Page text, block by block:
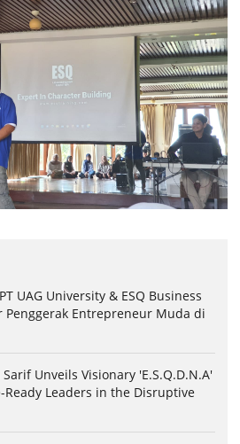
UAG University & ESQ Business
Penggerak Entrepreneur Muda di
Sarif Unveils Visionary 'E.S.Q.D.N.A'
Ready Leaders in the Disruptive